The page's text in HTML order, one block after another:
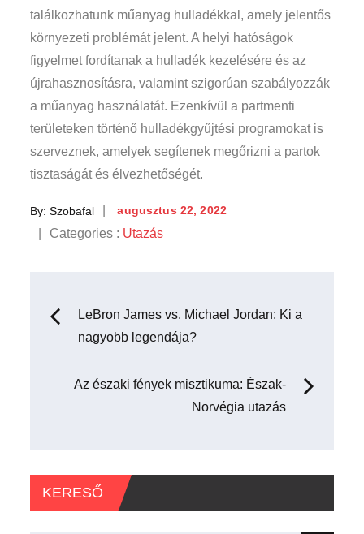
találkozhatunk műanyag hulladékkal, amely jelentős
környezeti problémát jelent. A helyi hatóságok
figyelmet fordítanak a hulladék kezelésére és az
újrahasznosításra, valamint szigorúan szabályozzák
a műanyag használatát. Ezenkívül a partmenti
területeken történő hulladékgyűjtési programokat is
szerveznek, amelyek segítenek megőrizni a partok
tisztaságát és élvezhetőségét.
By:Szobafal
Posted
on
augusztus 22, 2022
Categories
Categories : Utazás
Bejegyzés
LeBron James vs. Michael Jordan: Ki a
nagyobb legendája?
Az északi fények misztikuma: Észak-
Norvégia utazás
KERESŐ